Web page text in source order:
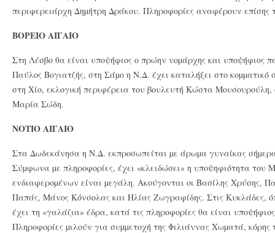
περιφερειάρχη Δηµήτρη Δράκου. Πληροφορίες αναφέρουν
ΒΟΡΕΙΟ ΑΙΓΑΙΟ
Στη Λέσβο θα είναι υποψήφιος ο πρώην νοµάρχης και υποψήφιος
Παύλος Βογιατζής, στη Σάµο η Ν.Δ. έχει καταλήξει στο
στη Χίο, εκλογική περιφέρεια του βουλευτή Κώστα Μουσουρούλη,
Μαρία Σώδη.
ΝΟΤΙΟ ΑΙΓΑΙΟ
Στα Δωδεκάνησα η Ν.Δ. εκπροσωπείται µε άρωµα γυναίκας
Σύµφωνα µε πληροφορίες, έχει «κλειδώσει» η υποψηφιότητα
ενδιαφεροµένων είναι µεγάλη. Ακούγονται οι Βασίλης Χρύσης,
Παπάς, Μάνος Κόνσολας και Ηλίας Ζωγραφίδης. Στις Κυκλάδες,
έχει τη «γαλάζια» έδρα, κατά τις πληροφορίες θα είναι
Πληροφορίες µιλούν για συµµετοχή της Φιλιάννας Χωµατά,